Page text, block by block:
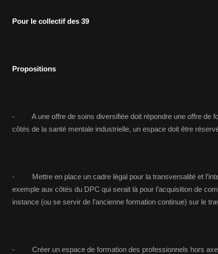
Pour le collectif des 39
Propositions
- A une offre de soins diversifiée doit répondre une offre de
côtés de la santé mentale industrielle, un espace doit être
- Mettre en place un cadre légal pour la transversalité et
exemple aux côtés du DPC qui serait là pour l’acquisition de
instance (ou se servir de l’ancienne formation continue) sur le
- Créer un espace de formation des professionnels hors